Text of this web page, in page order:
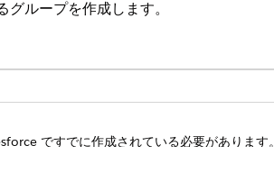
ループを作成します。
ですでに作成されている必要があります。